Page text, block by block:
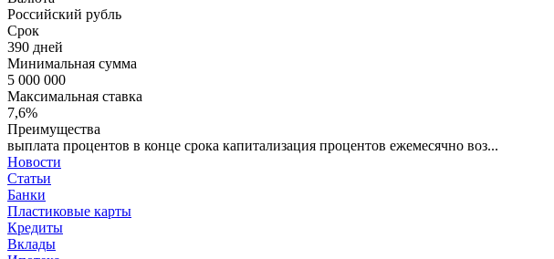
Российский рубль
Срок
390 дней
Минимальная сумма
5 000 000
Максимальная ставка
7,6%
Преимущества
выплата процентов в конце срока капитализация процентов ежемесячно воз...
Новости
Статьи
Банки
Пластиковые карты
Кредиты
Вклады